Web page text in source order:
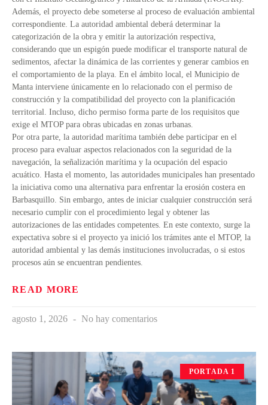
Además, el proyecto debe someterse al proceso de evaluación ambiental
correspondiente. La autoridad ambiental deberá determinar la
categorización de la obra y emitir la autorización respectiva,
considerando que un espigón puede modificar el transporte natural de
sedimentos, afectar la dinámica de las corrientes y generar cambios en
el comportamiento de la playa. En el ámbito local, el Municipio de
Manta interviene únicamente en lo relacionado con el permiso de
construcción y la compatibilidad del proyecto con la planificación
territorial. Incluso, dicho permiso forma parte de los requisitos que
exige el MTOP para obras ubicadas en zonas urbanas.
Por otra parte, la autoridad marítima también debe participar en el
proceso para evaluar aspectos relacionados con la seguridad de la
navegación, la señalización marítima y la ocupación del espacio
acuático. Hasta el momento, las autoridades municipales han presentado
la iniciativa como una alternativa para enfrentar la erosión costera en
Barbasquillo. Sin embargo, antes de iniciar cualquier construcción será
necesario cumplir con el procedimiento legal y obtener las
autorizaciones de las entidades competentes. En este contexto, surge la
expectativa sobre si el proyecto ya inició los trámites ante el MTOP, la
autoridad ambiental y las demás instituciones involucradas, o si estos
procesos aún se encuentran pendientes.
READ MORE
agosto 1, 2026 No hay comentarios
PORTADA 1